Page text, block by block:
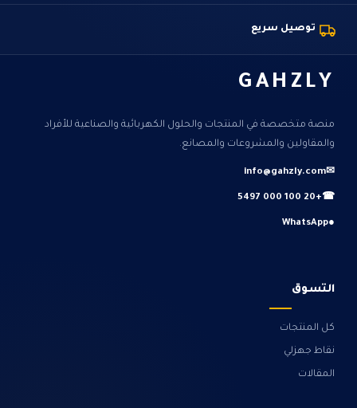
توصيل سريع
GAHZLY
منصة متخصصة في المنتجات والحلول الكهربائية والصناعية للأفراد
والمقاولين والمشروعات والمصانع.
✉
info@gahzly.com
☎
+20 100 000 5497
●
WhatsApp
التسوق
كل المنتجات
نقاط جهزلي
المقالات